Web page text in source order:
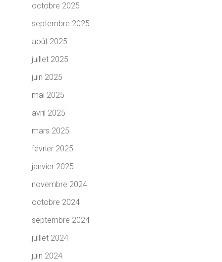
octobre 2025
septembre 2025
août 2025
juillet 2025
juin 2025
mai 2025
avril 2025
mars 2025
février 2025
janvier 2025
novembre 2024
octobre 2024
septembre 2024
juillet 2024
juin 2024